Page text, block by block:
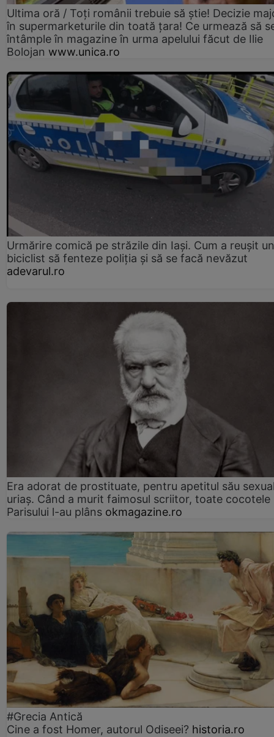
Ultima oră / Toți românii trebuie să știe! Decizie
în supermarketurile din toată țara! Ce urmează să
întâmple în magazine în urma apelului făcut de Ilie
Bolojan www.unica.ro
Urmărire comică pe străzile din Iași. Cum a reușit un
biciclist să fenteze poliția și să se facă nevăzut
adevarul.ro
Era adorat de prostituate, pentru apetitul său
uriaș. Când a murit faimosul scriitor, toate cocotele
Parisului l-au plâns okmagazine.ro
#Grecia Antică
Cine a fost Homer, autorul Odiseei? historia.ro